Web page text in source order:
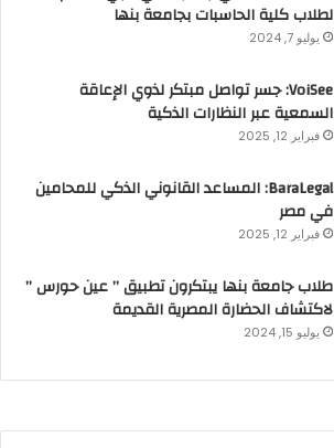
لطلاب كلية الحاسبات بجامعة بنها
يوليو 7, 2024
VoiSee: جسر تواصل مبتكر لذوي الإعاقة
السمعية عبر النظارات الذكية
فبراير 12, 2025
BaraLegal: المساعد القانوني الذكي للمحامين
في مصر
فبراير 12, 2025
طلاب جامعة بنها يبتكرون تطبيق ” عين حورس ”
لاكتشاف الحضارة المصرية القديمة
يوليو 15, 2024